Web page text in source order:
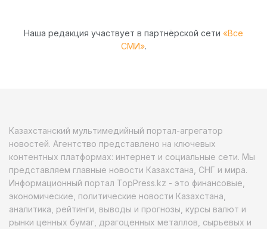
Наша редакция участвует в партнёрской сети «Все
СМИ».
Казахстанский мультимедийный портал-агрегатор
новостей. Агентство представлено на ключевых
контентных платформах: интернет и социальные сети. Мы
представляем главные новости Казахстана, СНГ и мира.
Информационный портал TopPress.kz - это финансовые,
экономические, политические новости Казахстана,
аналитика, рейтинги, выводы и прогнозы, курсы валют и
рынки ценных бумаг, драгоценных металлов, сырьевых и